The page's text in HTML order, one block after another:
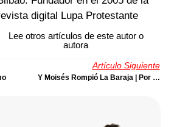
digital Lupa Protestante
Lee otros artículos de este autor o
autora
Artículo Siguiente
Y Moisés Rompió La Baraja | Por Ignacio Simal